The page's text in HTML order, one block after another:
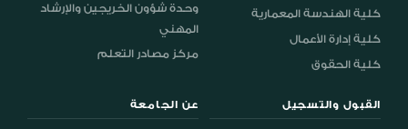
كلية الهندسة المعمارية
كلية إدارة الأعمال
كلية الحقوق
وحدة شؤون الخريجين والإرشاد
المهني
مركز مصادر التعلم
القبول والتسجيل عن الجامعة